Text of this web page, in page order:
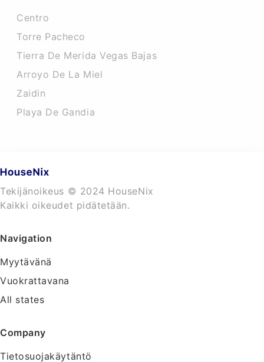
Centro
Torre Pacheco
Tierra De Merida Vegas Bajas
Arroyo De La Miel
Zaidin
Playa De Gandia
Tekijänoikeus © 2024 HouseNix
Kaikki oikeudet pidätetään.
Navigation
Myytävänä
Vuokrattavana
All states
Company
Tietosuojakäytäntö